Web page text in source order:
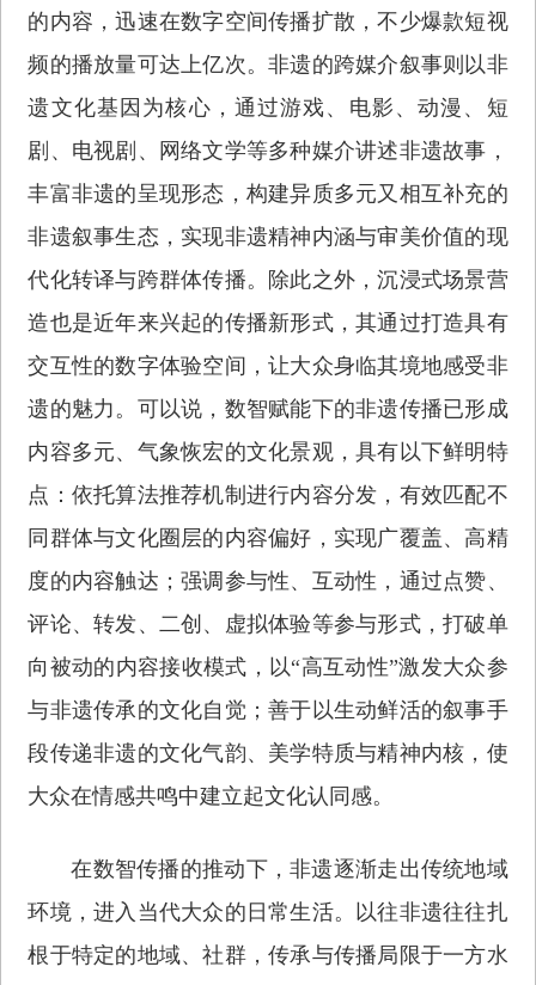
的内容，迅速在数字空间传播扩散，不少爆款短视
频的播放量可达上亿次。非遗的跨媒介叙事则以非
遗文化基因为核心，通过游戏、电影、动漫、短
剧、电视剧、网络文学等多种媒介讲述非遗故事，
丰富非遗的呈现形态，构建异质多元又相互补充的
非遗叙事生态，实现非遗精神内涵与审美价值的现
代化转译与跨群体传播。除此之外，沉浸式场景营
造也是近年来兴起的传播新形式，其通过打造具有
交互性的数字体验空间，让大众身临其境地感受非
遗的魅力。可以说，数智赋能下的非遗传播已形成
内容多元、气象恢宏的文化景观，具有以下鲜明特
点：依托算法推荐机制进行内容分发，有效匹配不
同群体与文化圈层的内容偏好，实现广覆盖、高精
度的内容触达；强调参与性、互动性，通过点赞、
评论、转发、二创、虚拟体验等参与形式，打破单
向被动的内容接收模式，以“高互动性”激发大众参
与非遗传承的文化自觉；善于以生动鲜活的叙事手
段传递非遗的文化气韵、美学特质与精神内核，使
大众在情感共鸣中建立起文化认同感。
在数智传播的推动下，非遗逐渐走出传统地域
环境，进入当代大众的日常生活。以往非遗往往扎
根于特定的地域、社群，传承与传播局限于一方水